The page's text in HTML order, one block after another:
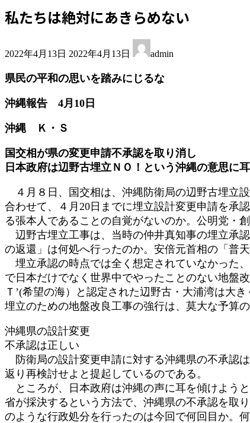
私たちは絶対にあきらめない
2022年4月13日 終
新
時
2022年4月13日 admin
県民の平和の思いを踏みにじるな
沖縄報告 4月10日
沖縄 Ｋ・Ｓ
国交相が県の変更申請不承認を取り消し
日本政府は辺野古埋立ＮＯ！という沖縄の意思に
４月８日、国交相は、沖縄防衛局の辺野古埋立
合わせて、４月20日までに埋立設計変更申請を承
る張本人であることの自覚がないのか。公明党・
辺野古埋立工事は、当時の仲井真知事の埋立承
の返還」は何処へ行ったのか。安倍元首相の「普
埋立承認の時点では全く想定されていなかった
で日本だけでなく世界中でやったことのない地盤
Ｔ’(希望の海）と認定された辺野古・大浦湾は大
埋立のための地盤改良工事の強行は、莫大な予算
沖縄県の設計変更
不承認は正しい
防衛局の設計変更申請に対する沖縄県の不承認
返り再検討せよと提起しているのである。
ところが、日本政府は沖縄の声に耳を傾けよう
省が採決するという方法で、沖縄県の不承認を取
のような行政処分を行ったのは今回で何回目か。